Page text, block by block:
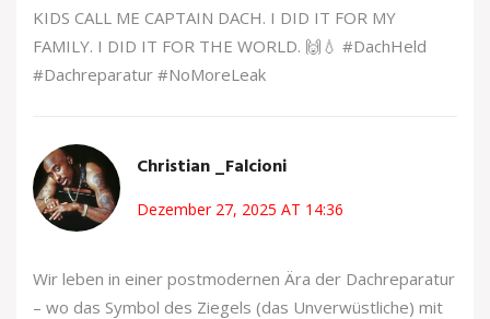
KIDS CALL ME CAPTAIN DACH. I DID IT FOR MY
FAMILY. I DID IT FOR THE WORLD. 🙌💧 #DachHeld
#Dachreparatur #NoMoreLeak
Christian _Falcioni
Dezember 27, 2025 AT 14:36
Wir leben in einer postmodernen Ära der Dachreparatur
– wo das Symbol des Ziegels (das Unverwüstliche) mit